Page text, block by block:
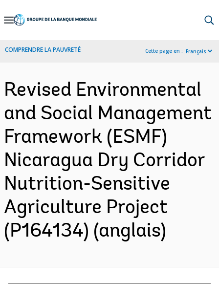
Skip
Navigation
COMPRENDRE LA PAUVRETÉ Cette page en : Français
Revised Environmental
and Social Management
Framework (ESMF)
Nicaragua Dry Corridor
Nutrition-Sensitive
Agriculture Project
(P164134) (anglais)